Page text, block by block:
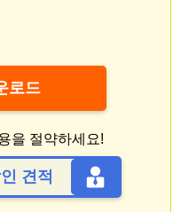
로드
을 절약하세요!
견적